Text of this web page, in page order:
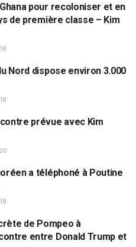
pour recoloniser et en
de première classe – Kim
Nord dispose environ 3.000
prévue avec Kim
a téléphoné à Poutine
de Pompeo à
entre Donald Trump et